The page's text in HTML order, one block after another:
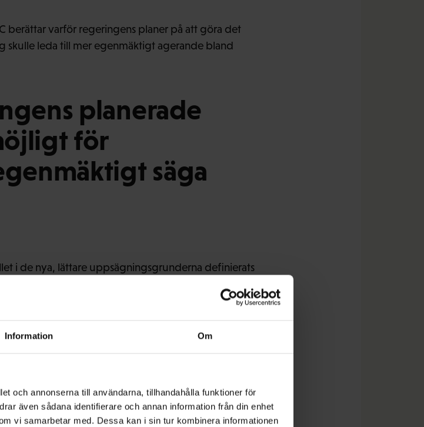
Information Om
och annonserna till användarna, tillhandahålla funktioner för
även sådana identifierare och annan information från din enhet
vi samarbetar med. Dessa kan i sin tur kombinera informationen
berättar varför regeringens planer på att göra det
skulle leda till mer egenmäktigt agerande bland
planerade
för
säga
i de nya, lättare uppsägningsgrunderna definierats
i lagen kommer att formas genom framtida
kommer att preciseras först efter
har behandlat fallen.